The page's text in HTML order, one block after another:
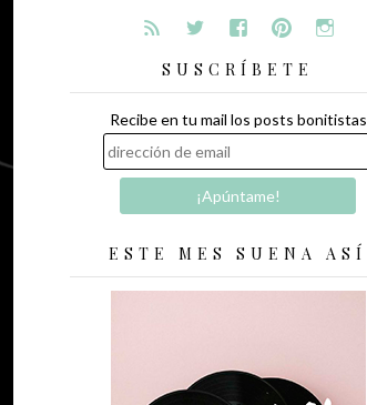
SUSCRÍBETE
Recibe en tu mail los posts bonitistas
ESTE MES SUENA ASÍ